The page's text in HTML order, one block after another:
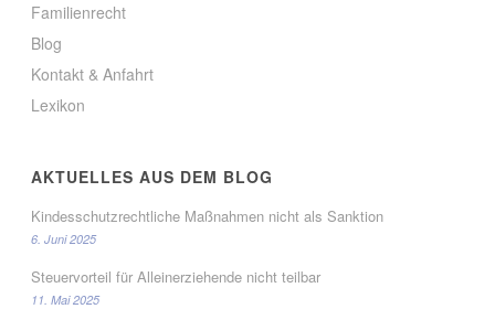
Familienrecht
Blog
Kontakt & Anfahrt
Lexikon
AKTUELLES AUS DEM BLOG
Kindesschutzrechtliche Maßnahmen nicht als Sanktion
6. Juni 2025
Steuervorteil für Alleinerziehende nicht teilbar
11. Mai 2025